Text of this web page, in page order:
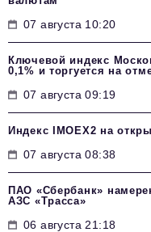
07 августа 10:20
Ключевой индекс
0,1% и торгуется на
07 августа 09:19
Индекс IMOEX2 на
07 августа 08:38
ПАО «Сбербанк»
АЗС «Трасса»
06 августа 21:18